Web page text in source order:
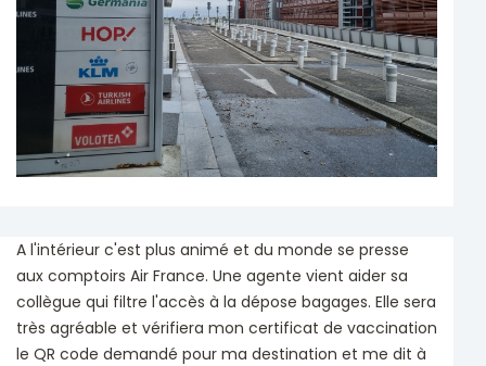
A l'intérieur c'est plus animé et du monde se presse
aux comptoirs Air France. Une agente vient aider sa
collègue qui filtre l'accès à la dépose bagages. Elle sera
très agréable et vérifiera mon certificat de vaccination
le QR code demandé pour ma destination et me dit à